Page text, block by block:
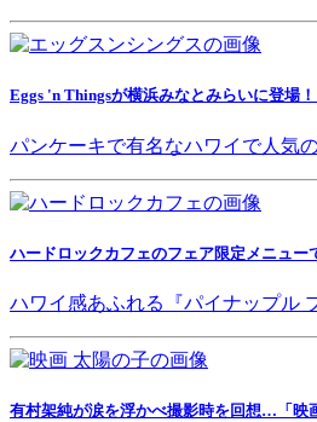
Eggs 'n Thingsが横浜みなとみらいに登場！
パンケーキで有名なハワイで人気
ハードロックカフェのフェア限定メニュー
ハワイ感あふれる『パイナップル
有村架純が涙を浮かべ撮影時を回想…「映